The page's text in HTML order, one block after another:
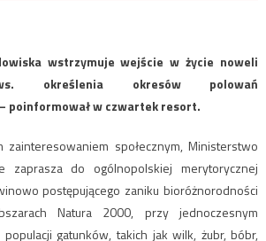
wstrzymuje wejście w życie noweli
określenia okresów polowań
poinformował w czwartek resort.
społecznym, Ministerstwo
zaprasza do ogólnopolskiej merytorycznej
postępującego zaniku bioróżnorodności
Natura 2000, przy jednoczesnym
gatunków, takich jak wilk, żubr, bóbr,